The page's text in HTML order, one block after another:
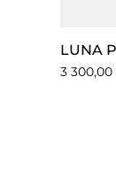
LUNA
Ціна
3